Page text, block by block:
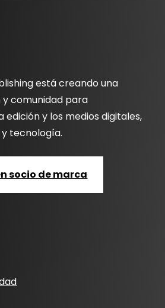
está creando una
comunidad para
edición y los medios digitales,
tecnología.
socio de marca